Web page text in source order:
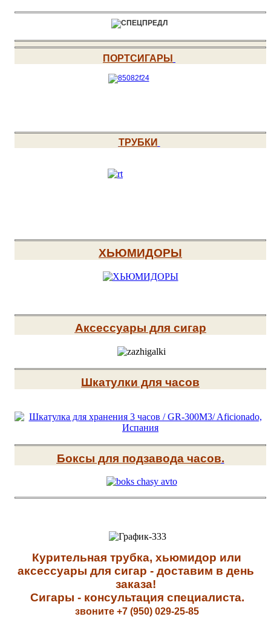
ПОРТСИГАРЫ
ТРУБКИ
ХЬЮМИДОРЫ
Аксессуары для сигар
Шкатулки для часов
Боксы для подзавода часов.
Курительная трубка, хьюмидор или
аксессуары для сигар - доставим в день
заказа!
Сигары - консультация специалиста.
звоните +7 (950) 029-25-85